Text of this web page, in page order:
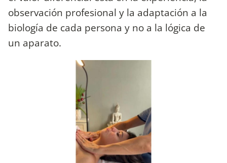
observación profesional y la adaptación a la
biología de cada persona y no a la lógica de
un aparato.